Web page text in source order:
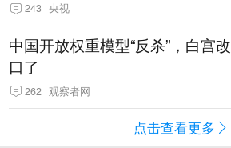
243 央视
中国开放权重模型“反杀”，白宫改
口了
262 观察者网
点击查看更多